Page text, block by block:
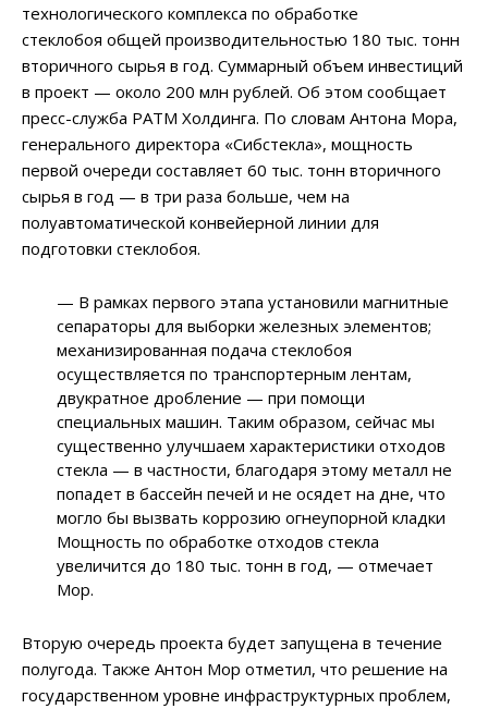
технологического комплекса по обработке
стеклобоя общей производительностью 180 тыс. тонн
вторичного сырья в год. Суммарный объем инвестиций
в проект — около 200 млн рублей. Об этом сообщает
пресс-служба РАТМ Холдинга. По словам Антона Мора,
генерального директора «Сибстекла», мощность
первой очереди составляет 60 тыс. тонн вторичного
сырья в год — в три раза больше, чем на
полуавтоматической конвейерной линии для
подготовки стеклобоя.
— В рамках первого этапа установили магнитные
сепараторы для выборки железных элементов;
механизированная подача стеклобоя
осуществляется по транспортерным лентам,
двукратное дробление — при помощи
специальных машин. Таким образом, сейчас мы
существенно улучшаем характеристики отходов
стекла — в частности, благодаря этому металл не
попадет в бассейн печей и не осядет на дне, что
могло бы вызвать коррозию огнеупорной кладки
Мощность по обработке отходов стекла
увеличится до 180 тыс. тонн в год, — отмечает
Мор.
Вторую очередь проекта будет запущена в течение
полугода. Также Антон Мор отметил, что решение на
государственном уровне инфраструктурных проблем,